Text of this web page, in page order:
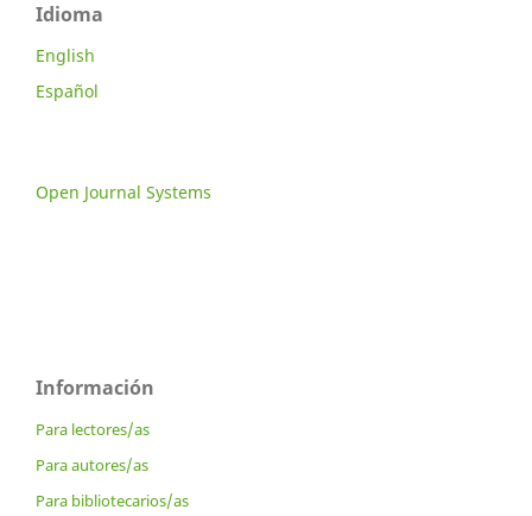
Idioma
English
Español
Open Journal Systems
Información
Para lectores/as
Para autores/as
Para bibliotecarios/as